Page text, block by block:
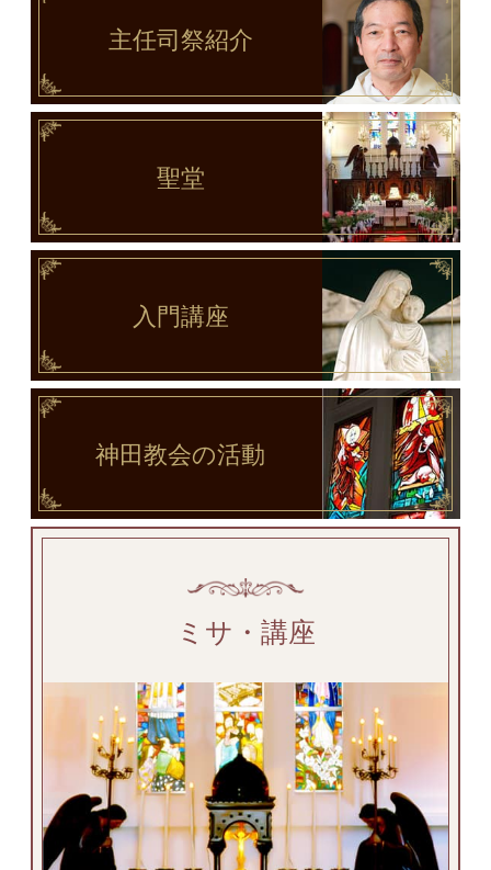
主任司祭紹介
聖堂
入門講座
神田教会の活動
ミサ・講座